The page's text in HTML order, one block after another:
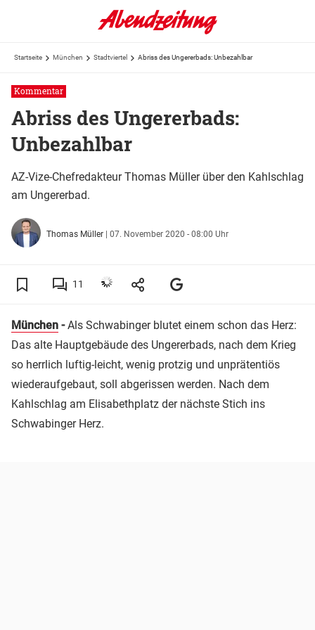
Startseite München Stadtviertel Abriss des Ungererbads: Unbezahlbar
Kommentar
Abriss des Ungererbads:
Unbezahlbar
AZ-Vize-Chefredakteur Thomas Müller über den Kahlschlag
am Ungererbad.
Thomas Müller | 07. November 2020 - 08:00 Uhr
11
München -Als Schwabinger blutet einem schon das Herz:
Das alte Hauptgebäude des Ungererbads, nach dem Krieg
so herrlich luftig-leicht, wenig protzig und unprätentiös
wiederaufgebaut, soll abgerissen werden. Nach dem
Kahlschlag am Elisabethplatz der nächste Stich ins
Schwabinger Herz.